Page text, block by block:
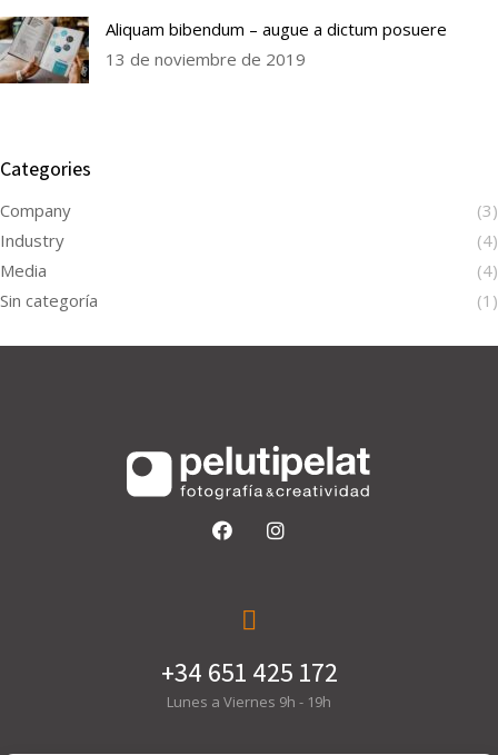
Aliquam bibendum – augue a dictum posuere
13 de noviembre de 2019
Categories
Company
(3)
Industry
(4)
Media
(4)
Sin categoría
(1)
+34 651 425 172
Lunes a Viernes 9h - 19h